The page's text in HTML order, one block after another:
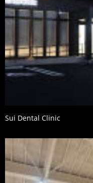
Sui Dental Clinic